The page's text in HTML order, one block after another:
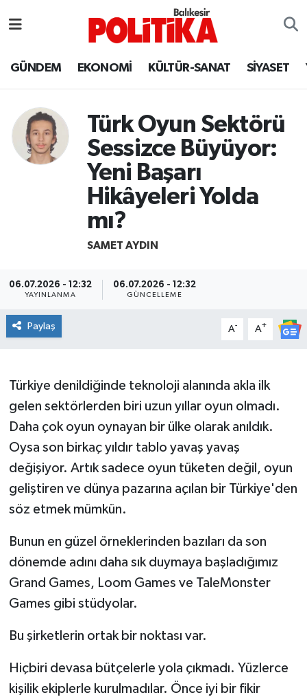
GÜNDEM EKONOMİ KÜLTÜR-SANAT SİYASET
Türk Oyun Sektörü
Sessizce Büyüyor:
Yeni Başarı
Hikâyeleri Yolda
mı?
SAMET AYDIN
06.07.2026 - 12:32
YAYINLANMA
06.07.2026 - 12:32
GÜNCELLEME
Paylaş A- A+
Türkiye denildiğinde teknoloji alanında akla ilk
gelen sektörlerden biri uzun yıllar oyun olmadı.
Daha çok oyun oynayan bir ülke olarak anıldık.
Oysa son birkaç yıldır tablo yavaş yavaş
değişiyor. Artık sadece oyun tüketen değil, oyun
geliştiren ve dünya pazarına açılan bir Türkiye'den
söz etmek mümkün.
Bunun en güzel örneklerinden bazıları da son
dönemde adını daha sık duymaya başladığımız
Grand Games, Loom Games ve TaleMonster
Games gibi stüdyolar.
Bu şirketlerin ortak bir noktası var.
Hiçbiri devasa bütçelerle yola çıkmadı. Yüzlerce
kişilik ekiplerle kurulmadılar. Önce iyi bir fikir
Ayvalık
Balya
Bandırma
BİYOGRAFİLER
ÇEVRE
DÜNYA
Edremit
EĞİTİM
EKONOMİ
Erdek
Gömeç
Gönen
Havran
KENT GÜNDEMİ
Balıkesir Hava Durumu
Balıkesir Namaz Vakitleri
Balıkesir Trafik Yoğunluk Haritası
Süper Lig Puan Durumu ve Fikstür
Tüm Manşetler
Haber Arşivi